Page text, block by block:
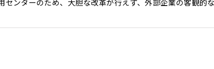
センターのため、大胆な改革が行えず、外部企業の客観的